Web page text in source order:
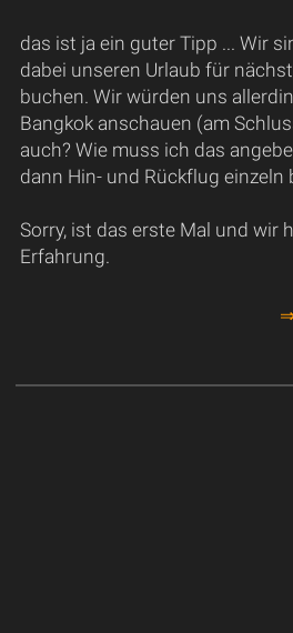
das ist ja ein guter Tipp ... Wir
dabei unseren Urlaub für
buchen. Wir würden uns
Bangkok anschauen (am
auch? Wie muss ich das
dann Hin- und Rückflug einzeln
Sorry, ist das erste Mal und wir
Erfahrung.